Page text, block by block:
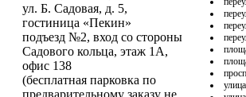
ул. Б. Садовая, д. 5,
гостиница «Пекин»
подъезд №2, вход со стороны
Садового кольца, этаж 1А,
офис 138
(бесплатная парковка по
предварительному заказу не